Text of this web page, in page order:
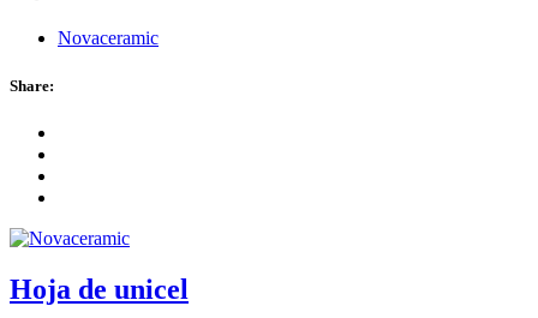
Novaceramic
Share:
Hoja de unicel